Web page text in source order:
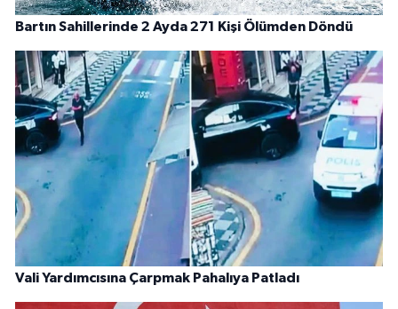
Bartın Sahillerinde 2 Ayda 271 Kişi Ölümden Döndü
Vali Yardımcısına Çarpmak Pahalıya Patladı